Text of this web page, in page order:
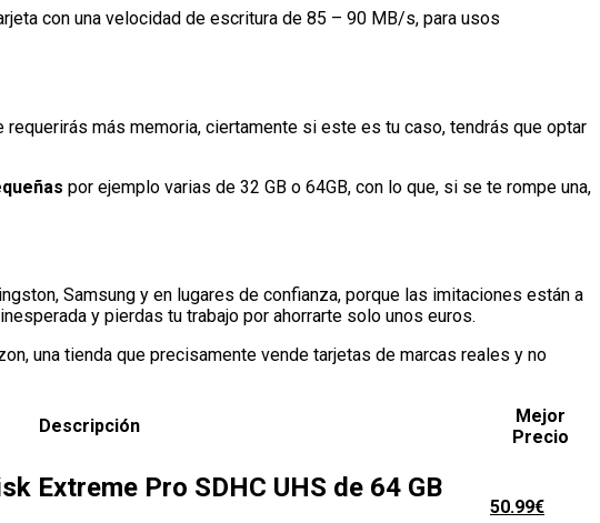
con una velocidad de escritura de 85 – 90 MB/s, para usos
más memoria, ciertamente si este es tu caso, tendrás que optar
por ejemplo varias de 32 GB o 64GB, con lo que, si se te rompe una,
Samsung y en lugares de confianza, porque las imitaciones están a
y pierdas tu trabajo por ahorrarte solo unos euros.
una tienda que precisamente vende tarjetas de marcas reales y no
Descripción
Mejor
Precio
Extreme Pro SDHC UHS de 64 GB
50.99€